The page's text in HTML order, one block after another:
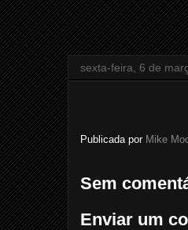
sexta-feira, 6 de
Publicada por Mike
Sem
Enviar um